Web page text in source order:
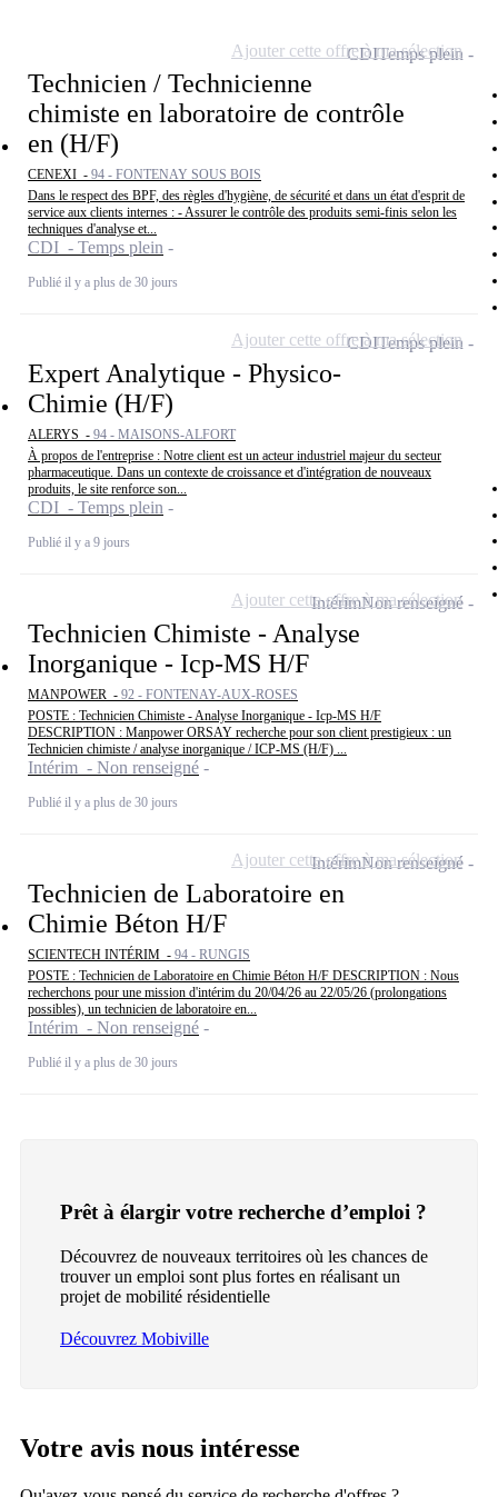
Technicien / Technicienne
chimiste en laboratoire de contrôle
en (H/F)
CENEXI - 94 - FONTENAY SOUS BOIS
Dans le respect des BPF, des règles d'hygiène, de sécurité et dans un état d'esprit de
service aux clients internes : - Assurer le contrôle des produits semi-finis selon les
techniques d'analyse et...
CDI - Temps plein
Publié il y a plus de 30 jours
CDITemps plein
Ajouter cette offre à ma sélection
Expert Analytique - Physico-
Chimie (H/F)
ALERYS - 94 - MAISONS-ALFORT
À propos de l'entreprise : Notre client est un acteur industriel majeur du secteur
pharmaceutique. Dans un contexte de croissance et d'intégration de nouveaux
produits, le site renforce son...
CDI - Temps plein
Publié il y a 9 jours
CDITemps plein
Ajouter cette offre à ma sélection
Technicien Chimiste - Analyse
Inorganique - Icp-MS H/F
MANPOWER - 92 - FONTENAY-AUX-ROSES
POSTE : Technicien Chimiste - Analyse Inorganique - Icp-MS H/F
DESCRIPTION : Manpower ORSAY recherche pour son client prestigieux : un
Technicien chimiste / analyse inorganique / ICP-MS (H/F) ...
Intérim - Non renseigné
Publié il y a plus de 30 jours
IntérimNon renseigné
Ajouter cette offre à ma sélection
Technicien de Laboratoire en
Chimie Béton H/F
SCIENTECH INTÉRIM - 94 - RUNGIS
POSTE : Technicien de Laboratoire en Chimie Béton H/F DESCRIPTION : Nous
recherchons pour une mission d'intérim du 20/04/26 au 22/05/26 (prolongations
possibles), un technicien de laboratoire en...
Intérim - Non renseigné
Publié il y a plus de 30 jours
IntérimNon renseigné
Ajouter cette offre à ma sélection
Prêt à élargir votre recherche d’emploi ?
Découvrez de nouveaux territoires où les chances de
trouver un emploi sont plus fortes en réalisant un
projet de mobilité résidentielle
Découvrez Mobiville
Votre avis nous intéresse